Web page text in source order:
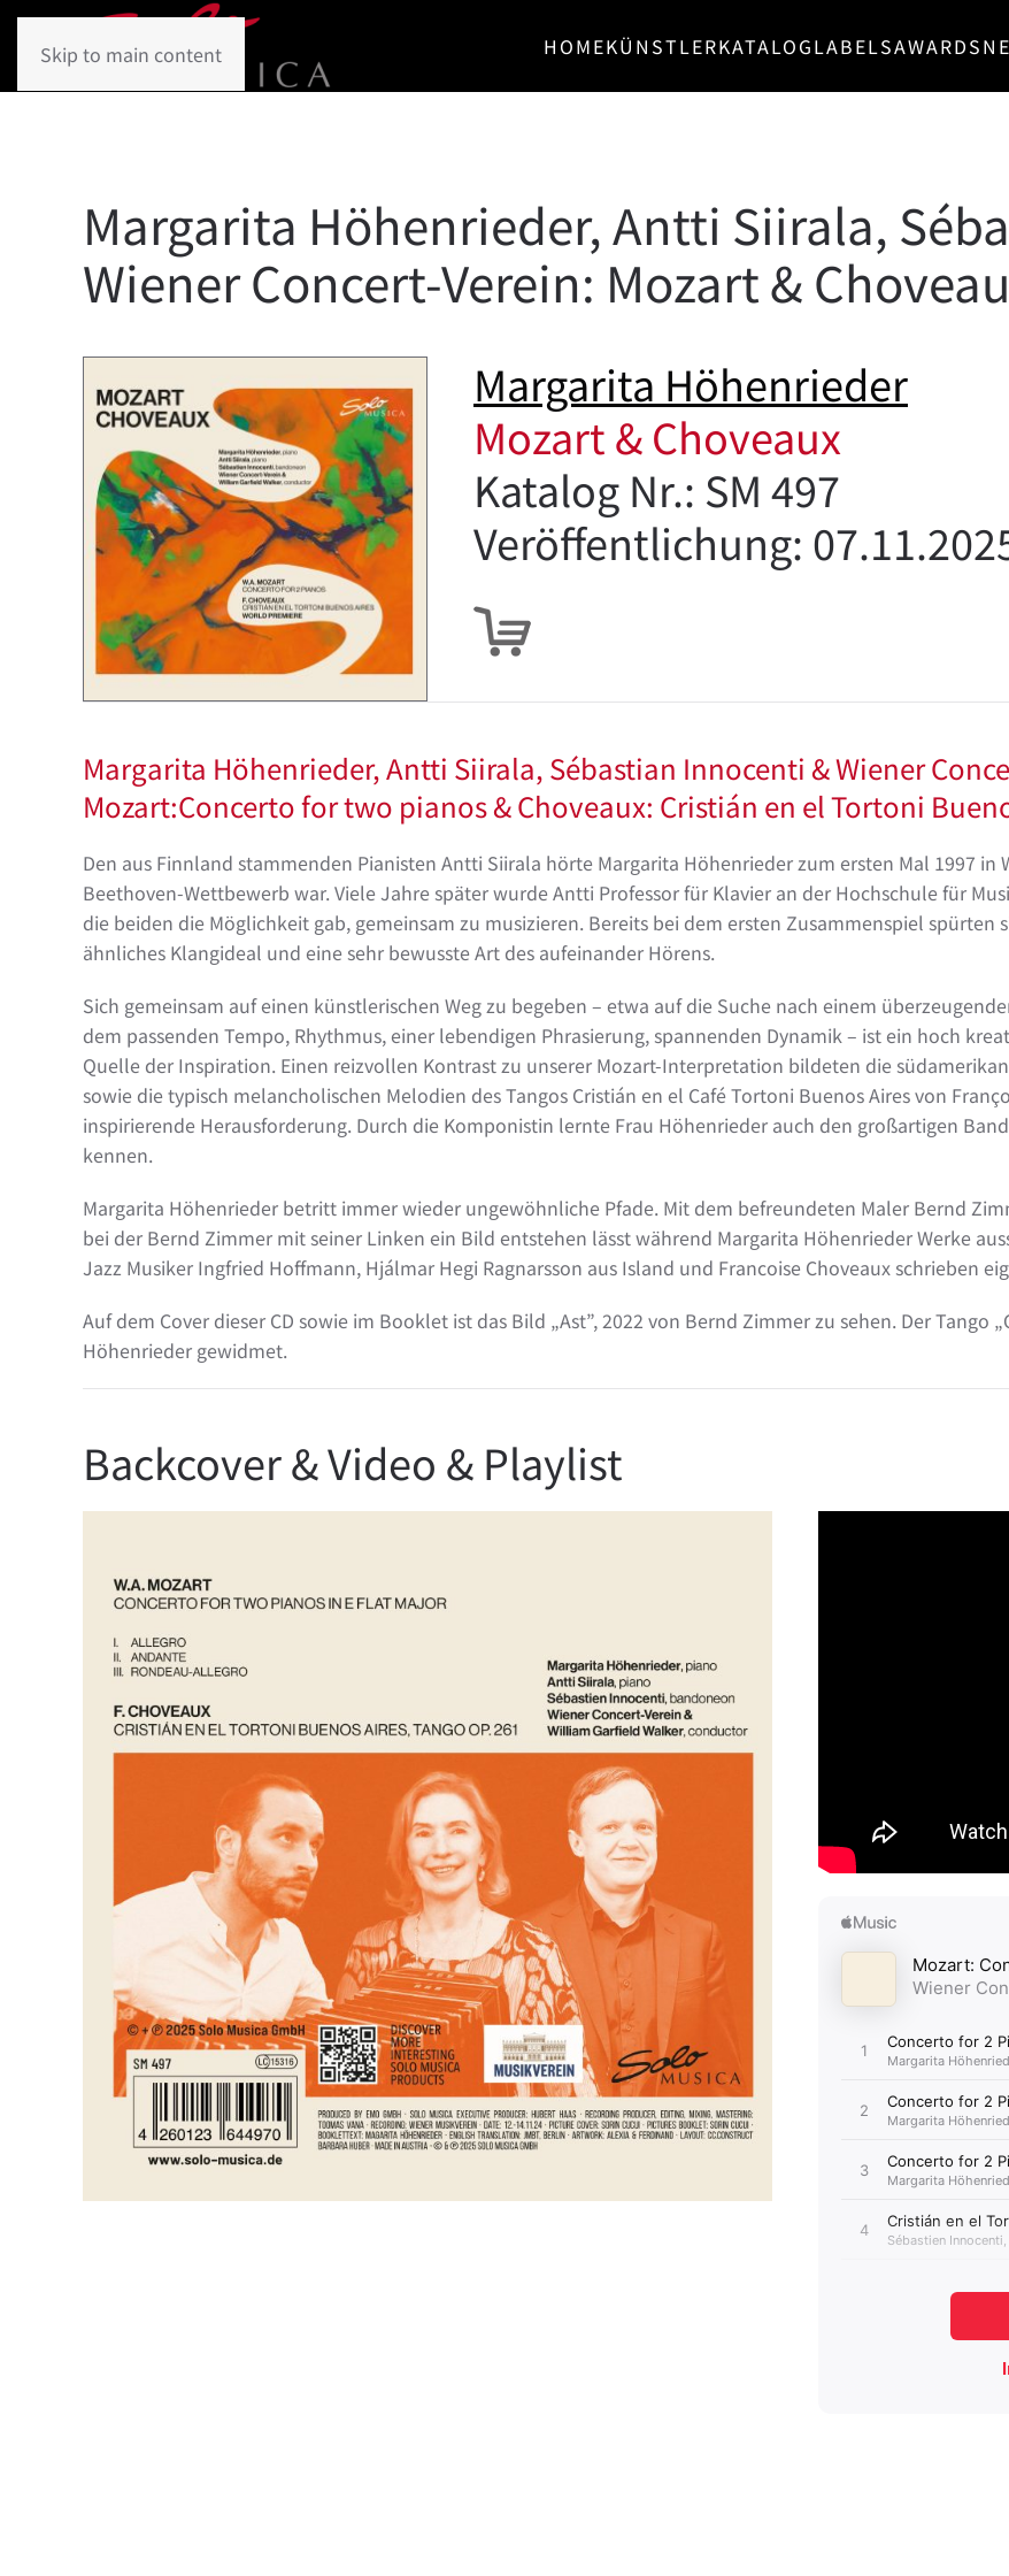
Skip to main content HOMEKÜNSTLERKATALOGLABELSAWARDS
Margarita Höhenrieder, Antti Siirala,
Wiener Concert-Verein: Mozart &
Margarita Höhenrieder
Mozart & Choveaux
Katalog Nr.: SM 497
Veröffentlichung:
Margarita Höhenrieder, Antti Siirala, Sébastian Innocenti & Wiener
Mozart:Concerto for two pianos & Choveaux: Cristián en el Tortoni
Den aus Finnland stammenden Pianisten Antti Siirala hörte Margarita Höhenrieder zum ersten Mal 1997
Beethoven-Wettbewerb war. Viele Jahre später wurde Antti Professor für Klavier an der Hochschule für
die beiden die Möglichkeit gab, gemeinsam zu musizieren. Bereits bei dem ersten Zusammenspiel spürten
ähnliches Klangideal und eine sehr bewusste Art des aufeinander Hörens.
Sich gemeinsam auf einen künstlerischen Weg zu begeben – etwa auf die Suche nach einem
dem passenden Tempo, Rhythmus, einer lebendigen Phrasierung, spannenden Dynamik – ist ein hoch
Quelle der Inspiration. Einen reizvollen Kontrast zu unserer Mozart-Interpretation bildeten die
sowie die typisch melancholischen Melodien des Tangos Cristián en el Café Tortoni Buenos Aires von
inspirierende Herausforderung. Durch die Komponistin lernte Frau Höhenrieder auch den großartigen
kennen.
Margarita Höhenrieder betritt immer wieder ungewöhnliche Pfade. Mit dem befreundeten Maler Bernd
bei der Bernd Zimmer mit seiner Linken ein Bild entstehen lässt während Margarita Höhenrieder Werke
Jazz Musiker Ingfried Hoffmann, Hjálmar Hegi Ragnarsson aus Island und Francoise Choveaux schrieben
Auf dem Cover dieser CD sowie im Booklet ist das Bild „Ast”, 2022 von Bernd Zimmer zu sehen. Der Tango
Höhenrieder gewidmet.
Backcover & Video & Playlist